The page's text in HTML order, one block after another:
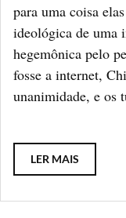
para uma coisa
ideológica de uma
hegemônica pelo
fosse a internet,
unanimidade, e os
LER MAIS